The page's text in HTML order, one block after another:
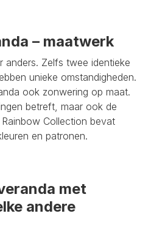
– maatwerk
anders. Zelfs twee identieke
unieke omstandigheden.
ook zonwering op maat.
betreft, maar ook de
Collection bevat
en patronen.
met
andere